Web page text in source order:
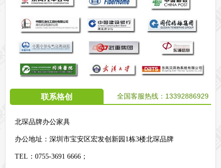
联系格创 全国客服热线： 13392886929
北琛品牌办公家具
办公地址： 深圳市宝安区宏发创新园1栋3楼北琛品牌
TEL：0755-3691 6666；